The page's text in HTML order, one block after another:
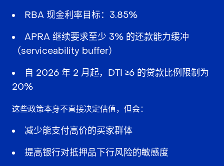
RBA 现金利率目标：3.85%
APRA 继续要求至少 3% 的还款能力缓冲
（serviceability buffer）
自 2026 年 2 月起，DTI ≥6 的贷款比例限制为
20%
这些政策本身不直接决定估值，但会：
减少能支付高价的买家群体
提高银行对抵押品下行风险的敏感度